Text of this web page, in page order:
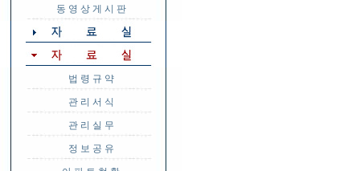
동 영 상 게 시 판
법 령 규 약
관 리 서 식
관 리 실 무
정 보 공 유